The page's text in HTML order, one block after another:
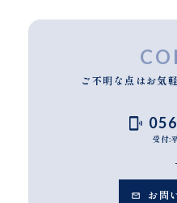
ご不明な点はお気
受付:
お問